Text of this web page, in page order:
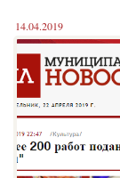
14.04.2019